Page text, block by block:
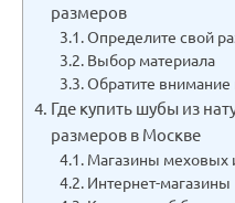
размеров
Определите свой
Выбор материала
Обратите внимание
Где купить шубы из
размеров в Москве
Магазины меховых
Интернет-магазины